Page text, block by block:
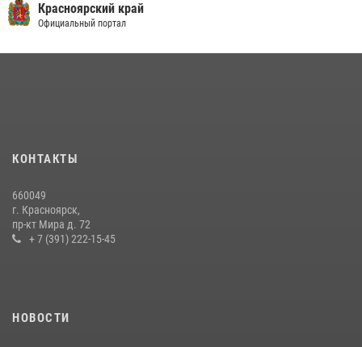
Военнослужащие Росгвардии железногорской воинской части
Росгвардии получили штатное вооружение
10 июля 2026, 06:21
празднования 70-летия города
21 июля 2026, 01:41
Красноярский край
Официальный портал
КОНТАКТЫ
660049
г. Красноярск,
пр-кт Мира д. 72
+ 7 (391) 222-15-45
НОВОСТИ